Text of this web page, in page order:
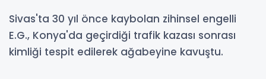
Sivas'ta 30 yıl önce kaybolan zihinsel engelli
E.G., Konya'da geçirdiği trafik kazası sonrası
kimliği tespit edilerek ağabeyine kavuştu.